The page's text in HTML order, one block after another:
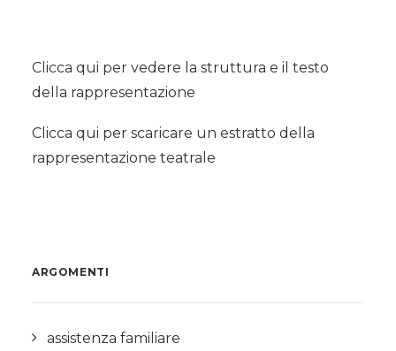
Clicca qui per vedere la struttura e il testo
della rappresentazione
Clicca qui per scaricare un estratto della
rappresentazione teatrale
ARGOMENTI
assistenza familiare